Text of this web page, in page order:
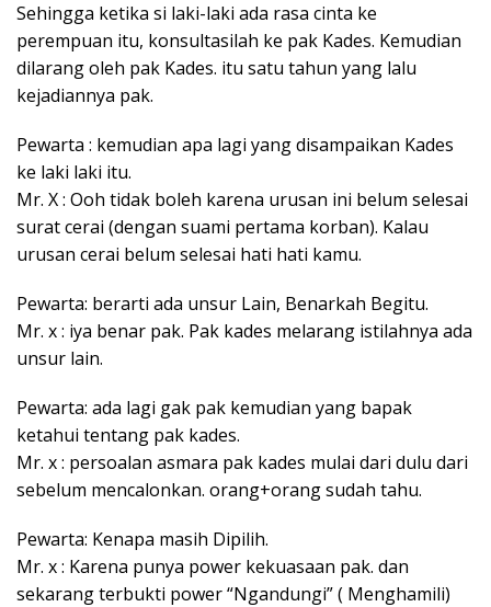
Sehingga ketika si laki-laki ada rasa cinta ke
perempuan itu, konsultasilah ke pak Kades. Kemudian
dilarang oleh pak Kades. itu satu tahun yang lalu
kejadiannya pak.
Pewarta : kemudian apa lagi yang disampaikan Kades
ke laki laki itu.
Mr. X : Ooh tidak boleh karena urusan ini belum selesai
surat cerai (dengan suami pertama korban). Kalau
urusan cerai belum selesai hati hati kamu.
Pewarta: berarti ada unsur Lain, Benarkah Begitu.
Mr. x : iya benar pak. Pak kades melarang istilahnya ada
unsur lain.
Pewarta: ada lagi gak pak kemudian yang bapak
ketahui tentang pak kades.
Mr. x : persoalan asmara pak kades mulai dari dulu dari
sebelum mencalonkan. orang+orang sudah tahu.
Pewarta: Kenapa masih Dipilih.
Mr. x : Karena punya power kekuasaan pak. dan
sekarang terbukti power “Ngandungi” ( Menghamili)